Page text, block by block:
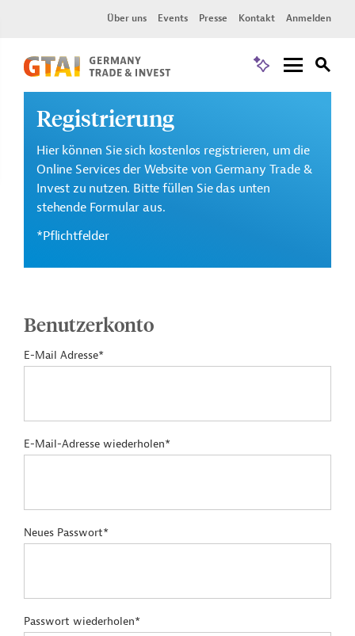
Über uns Events Presse Kontakt Anmelden
Registrierung
Hier können Sie sich kostenlos registrieren, um die
Online Services der Website von Germany Trade &
Invest zu nutzen. Bitte füllen Sie das unten
stehende Formular aus.
*Pflichtfelder
Benutzerkonto
E-Mail Adresse*
E-Mail-Adresse wiederholen*
Neues Passwort*
Passwort wiederholen*